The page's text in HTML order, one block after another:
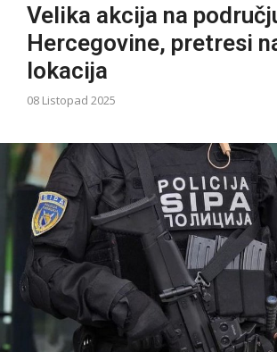
Velika akcija na
Hercegovine, pretresi
lokacija
08 Listopad 2025